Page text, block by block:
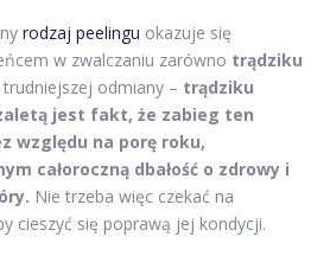
rodzaj peelingu okazuje się
w zwalczaniu zarówno trądziku
odmiany – trądziku
jest fakt, że zabieg ten
względu na porę roku,
całoroczną dbałość o zdrowy i
Nie trzeba więc czekać na
cieszyć się poprawą jej kondycji.